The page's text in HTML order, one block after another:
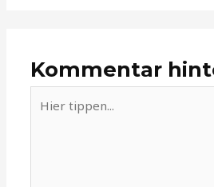
Kommentar
tippen...